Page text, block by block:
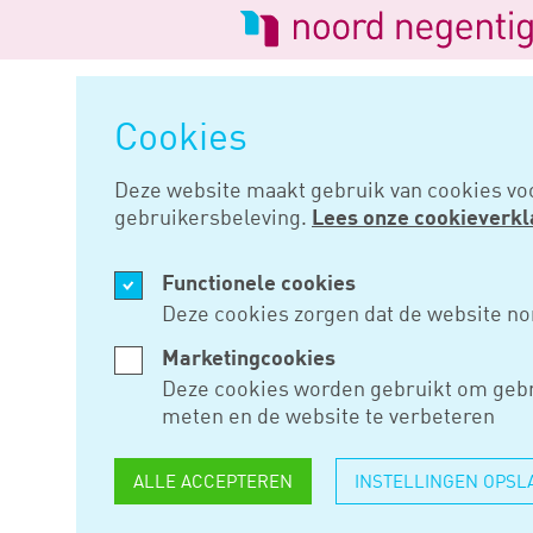
Cookies
Deze website maakt gebruik van cookies
gebruikersbeleving. Lees onze
Functionele cookies
Deze cookies zorgen dat de website
Marketingcookies
Deze cookies worden gebruikt om
meten en de website te verbeteren
ALLE ACCEPTEREN INSTELLINGEN
Logo
van
Noord
Negentig
Voor
MRT 10, 2020
VOOR
IS